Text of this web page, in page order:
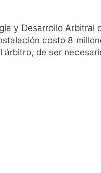
y Desarrollo
costó 8
de ser